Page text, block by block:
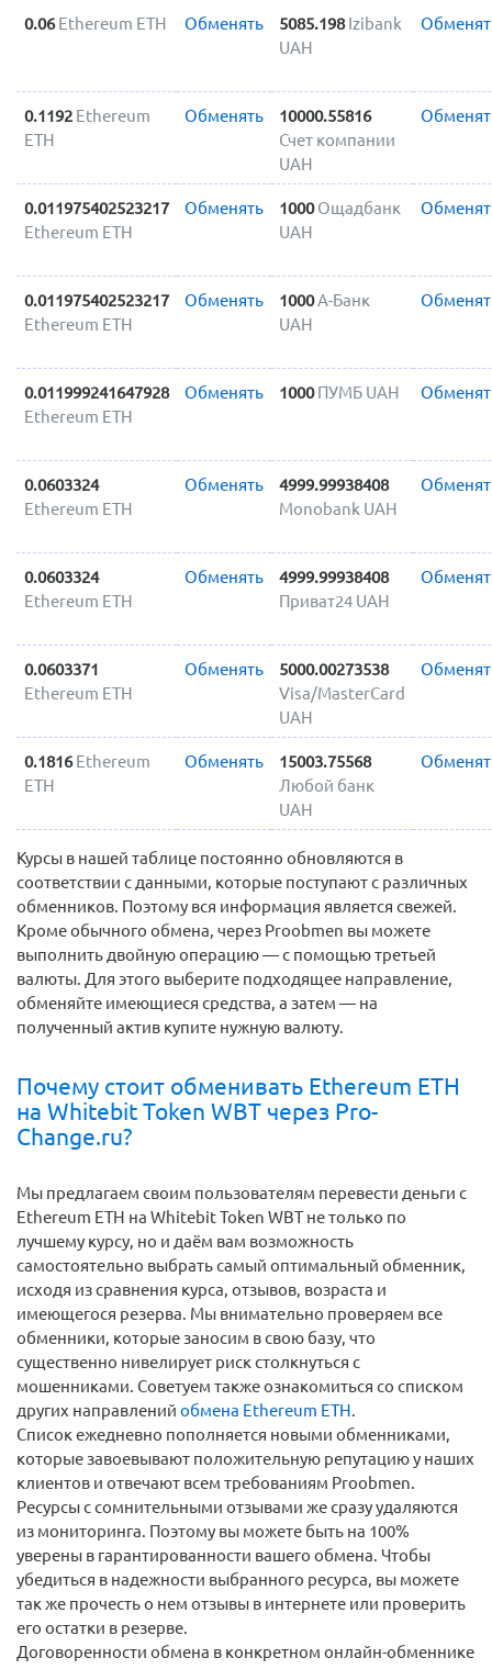
0.06 Ethereum ETH Обменять 5085.198 Izibank
UAH
0.1192 Ethereum
ETH
Обменять
10000.55816
Счет компании
UAH
0.011975402523217
Ethereum ETH
Обменять 1000 Ощадбанк
UAH
0.011975402523217
Ethereum ETH
Обменять 1000А-Банк
UAH
0.011999241647928
Ethereum ETH
Обменять 1000 ПУМБ UAH
0.0603324
Ethereum ETH
Обменять
4999.99938408
Monobank UAH
0.0603324
Ethereum ETH
Обменять
4999.99938408
Приват24 UAH
0.0603371
Ethereum ETH
Обменять
5000.00273538
Visa/MasterCard
UAH
0.1816 Ethereum
ETH
Обменять
15003.75568
Любой банк
UAH
Курсы в нашей таблице постоянно обновляются в
соответствии с данными, которые поступают с различных
обменников. Поэтому вся информация является свежей.
Кроме обычного обмена, через Proobmen вы можете
выполнить двойную операцию — с помощью третьей
валюты. Для этого выберите подходящее направление,
обменяйте имеющиеся средства, а затем — на
полученный актив купите нужную валюту.
Почему стоит обменивать Ethereum ETH
на Whitebit Token WBT через Pro-
Change.ru?
Мы предлагаем своим пользователям перевести деньги c
Ethereum ETH на Whitebit Token WBT не только по
лучшему курсу, но и даём вам возможность
самостоятельно выбрать самый оптимальный обменник,
исходя из сравнения курса, отзывов, возраста и
имеющегося резерва. Мы внимательно проверяем все
обменники, которые заносим в свою базу, что
существенно нивелирует риск столкнуться с
мошенниками. Советуем также ознакомиться со списком
других направлений обмена Ethereum ETH.
Список ежедневно пополняется новыми обменниками,
которые завоевывают положительную репутацию у наших
клиентов и отвечают всем требованиям Proobmen.
Ресурсы с сомнительными отзывами же сразу удаляются
из мониторинга. Поэтому вы можете быть на 100%
уверены в гарантированности вашего обмена. Чтобы
убедиться в надежности выбранного ресурса, вы можете
так же прочесть о нем отзывы в интернете или проверить
его остатки в резерве.
Договоренности обмена в конкретном онлайн-обменнике